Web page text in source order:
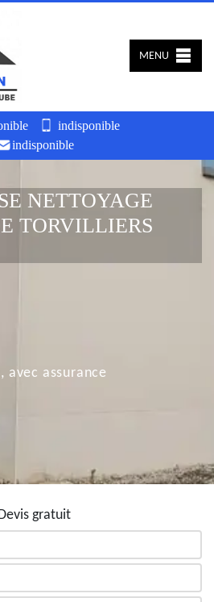
indisponible
indisponible
MENU
NETTOYAGE
TORVILLIERS
avec assurance
gratuit